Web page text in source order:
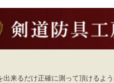
出来るだけ正確に測って頂けるよ